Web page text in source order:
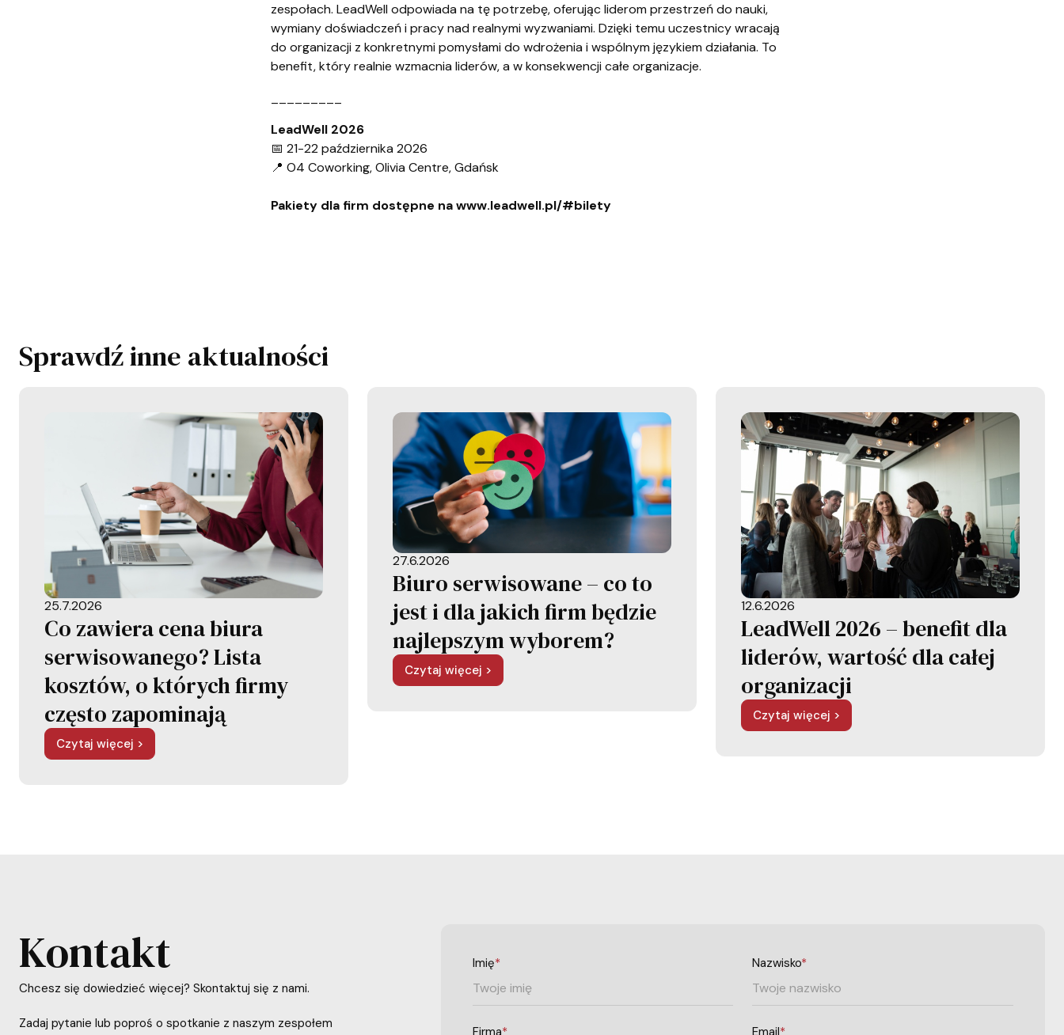
zespołach. LeadWell odpowiada na tę potrzebę, oferując liderom przestrzeń do nauki,
wymiany doświadczeń i pracy nad realnymi wyzwaniami. Dzięki temu uczestnicy wracają
do organizacji z konkretnymi pomysłami do wdrożenia i wspólnym językiem działania. To
benefit, który realnie wzmacnia liderów, a w konsekwencji całe organizacje.
LeadWell 2026
📅 21-22 października 2026
📍 O4 Coworking, Olivia Centre, Gdańsk
Pakiety dla firm dostępne nawww.leadwell.pl/#bilety
Sprawdź inne aktualności
25.7.2026
Co zawiera cena biura
serwisowanego? Lista
kosztów, o których firmy
często zapominają
Czytaj więcej >
27.6.2026
Biuro serwisowane – co to
jest i dla jakich firm będzie
najlepszym wyborem?
Czytaj więcej >
12.6.2026
LeadWell 2026 – benefit dla
liderów, wartość dla całej
organizacji
Czytaj więcej >
Kontakt
Chcesz się dowiedzieć więcej? Skontaktuj się z nami.
Zadaj pytanie lub poproś o spotkanie z naszym zespołem
Imię* Nazwisko*